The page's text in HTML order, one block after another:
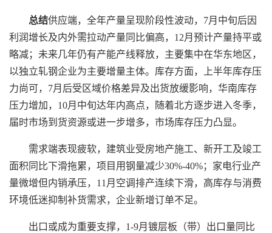
总结供应端，全年产量呈现阶段性波动，7月中旬后因
利润增长及内外需拉动产量同比偏高，12月预计产量持平或
略减；未来几年仍有产能产线释放，主要集中在华东地区，
以独立轧钢企业为主要增量主体。库存方面，上半年库存压
力尚可，7月后受区域价格差异及出货放缓影响，华南库存
压力增加，10月中旬达年内高点，随着北方逐步进入冬季，
届时市场到货资源或进一步增多，市场库存压力凸显。
需求端表现疲软，建筑业受房地产施工、新开工及竣工
面积同比下滑拖累，项目用钢量减少30%-40%；家电行业产
量微增但内销承压，11月空调排产连续下滑，高库存与消费
环境低迷抑制补货需求，企业新增订单不足。
出口或成为重要支撑，1-9月镀层板（带）出口量同比